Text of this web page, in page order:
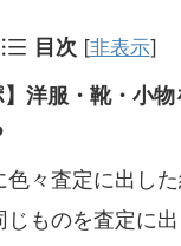
目次 [非表示]
】洋服・靴・小
色々査定に出し
じものを査定に